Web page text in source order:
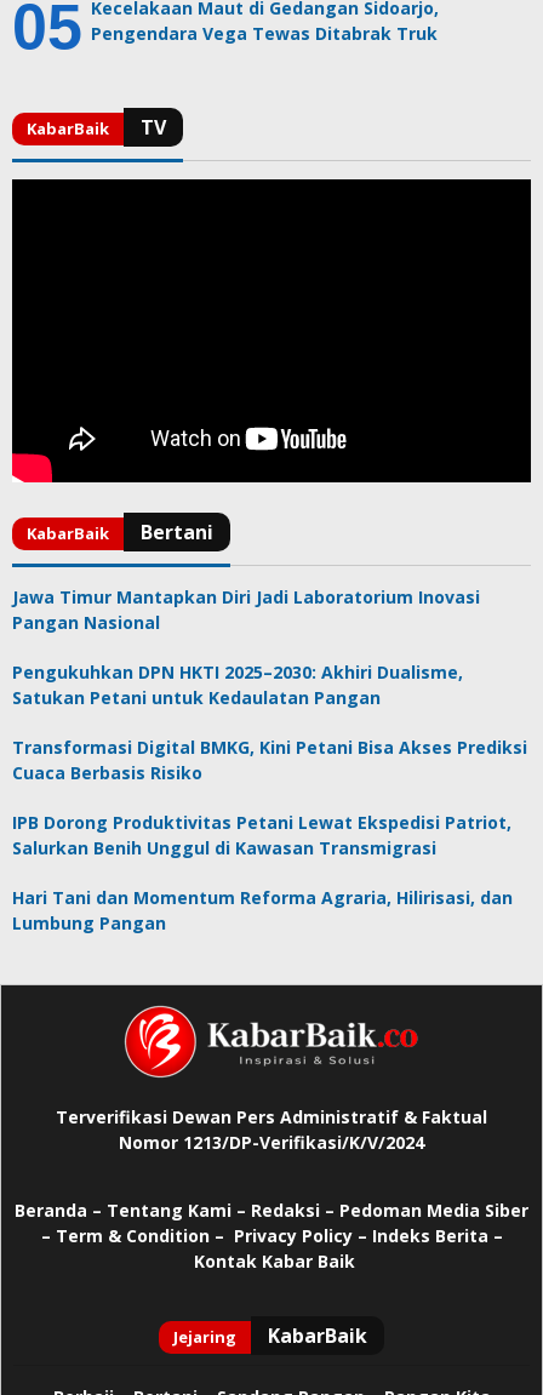
Kecelakaan Maut di Gedangan Sidoarjo,
Pengendara Vega Tewas Ditabrak Truk
Jawa Timur Mantapkan Diri Jadi Laboratorium Inovasi
Pangan Nasional
Pengukuhkan DPN HKTI 2025–2030: Akhiri Dualisme,
Satukan Petani untuk Kedaulatan Pangan
Transformasi Digital BMKG, Kini Petani Bisa Akses Prediksi
Cuaca Berbasis Risiko
IPB Dorong Produktivitas Petani Lewat Ekspedisi Patriot,
Salurkan Benih Unggul di Kawasan Transmigrasi
Hari Tani dan Momentum Reforma Agraria, Hilirisasi, dan
Lumbung Pangan
Terverifikasi Dewan Pers Administratif & Faktual
Nomor 1213/DP-Verifikasi/K/V/2024
Beranda – Tentang Kami – Redaksi – Pedoman Media Siber
– Term & Condition – Privacy Policy– Indeks Berita –
Kontak Kabar Baik